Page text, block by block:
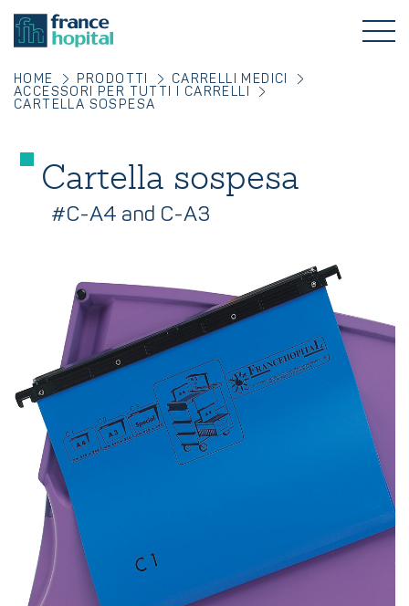
HOME PRODOTTI
CARRELLI MEDICI
ACCESSORI PER TUTTI I CARRELLI
CARTELLA SOSPESA
Cartella sospesa
#C-A4 and C-A3